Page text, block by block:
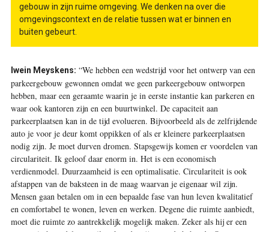
gebouw in zijn ruime omgeving. We denken na over die
omgevingscontext en de relatie tussen wat er binnen en
buiten gebeurt.
Iwein Meyskens: “We hebben een wedstrijd voor het ontwerp van een
parkeergebouw gewonnen omdat we geen parkeergebouw ontworpen
hebben, maar een geraamte waarin je in eerste instantie kan parkeren en
waar ook kantoren zijn en een buurtwinkel. De capaciteit aan
parkeerplaatsen kan in de tijd evolueren. Bijvoorbeeld als de zelfrijdende
auto je voor je deur komt oppikken of als er kleinere parkeerplaatsen
nodig zijn. Je moet durven dromen. Stapsgewijs komen er voordelen van
circulariteit. Ik geloof daar enorm in. Het is een economisch
verdienmodel. Duurzaamheid is een optimalisatie. Circulariteit is ook
afstappen van de baksteen in de maag waarvan je eigenaar wil zijn.
Mensen gaan betalen om in een bepaalde fase van hun leven kwalitatief
en comfortabel te wonen, leven en werken. Degene die ruimte aanbiedt,
moet die ruimte zo aantrekkelijk mogelijk maken. Zeker als hij er een